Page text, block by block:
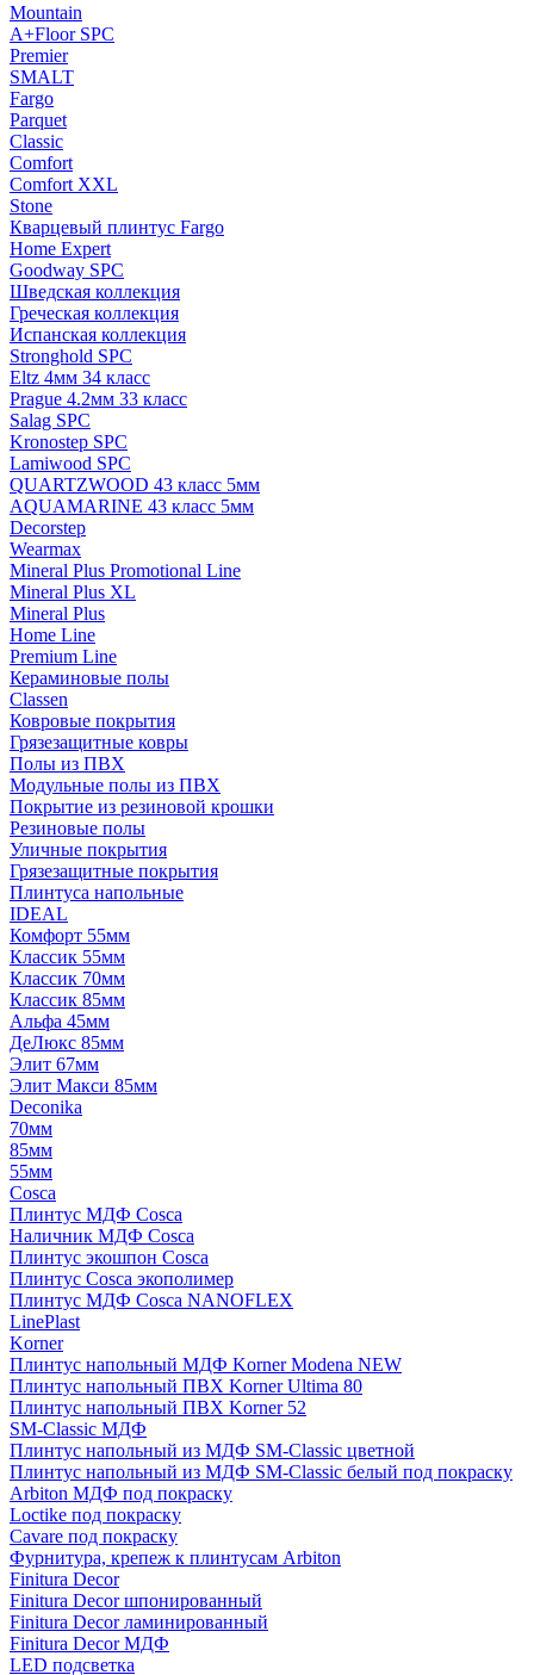
Mountain
A+Floor SPC
Premier
SMALT
Fargo
Parquet
Classic
Comfort
Comfort XXL
Stone
Кварцевый плинтус Fargo
Home Expert
Goodway SPC
Шведская коллекция
Греческая коллекция
Испанская коллекция
Stronghold SPC
Eltz 4мм 34 класс
Prague 4.2мм 33 класс
Salag SPC
Kronostep SPC
Lamiwood SPC
QUARTZWOOD 43 класс 5мм
AQUAMARINE 43 класс 5мм
Decorstep
Wearmax
Mineral Plus Promotional Line
Mineral Plus XL
Mineral Plus
Home Line
Premium Line
Кераминовые полы
Classen
Ковровые покрытия
Грязезащитные ковры
Полы из ПВХ
Модульные полы из ПВХ
Покрытие из резиновой крошки
Резиновые полы
Уличные покрытия
Грязезащитные покрытия
Плинтуса напольные
IDEAL
Комфорт 55мм
Классик 55мм
Классик 70мм
Классик 85мм
Альфа 45мм
ДеЛюкс 85мм
Элит 67мм
Элит Макси 85мм
Deconika
70мм
85мм
55мм
Cosca
Плинтус МДФ Cosca
Наличник МДФ Cosca
Плинтус экошпон Cosca
Плинтус Cosca экополимер
Плинтус МДФ Cosca NANOFLEX
LinePlast
Korner
Плинтус напольный МДФ Korner Modena NEW
Плинтус напольный ПВХ Korner Ultima 80
Плинтус напольный ПВХ Korner 52
SM-Classic МДФ
Плинтус напольный из МДФ SM-Classic цветной
Плинтус напольный из МДФ SM-Classic белый под покраску
Arbiton МДФ под покраску
Loctike под покраску
Cavare под покраску
Фурнитура, крепеж к плинтусам Arbiton
Finitura Decor
Finitura Decor шпонированный
Finitura Decor ламинированный
Finitura Decor МДФ
LED подсветка